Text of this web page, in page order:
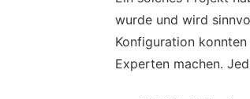
wurde und wird
Konfiguration
Experten machen.